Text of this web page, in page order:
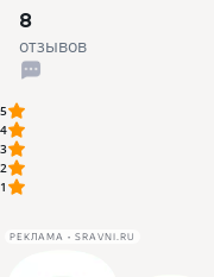
8
отзывов
5
4
3
2
1
РЕКЛАМА • SRAVNI.RU